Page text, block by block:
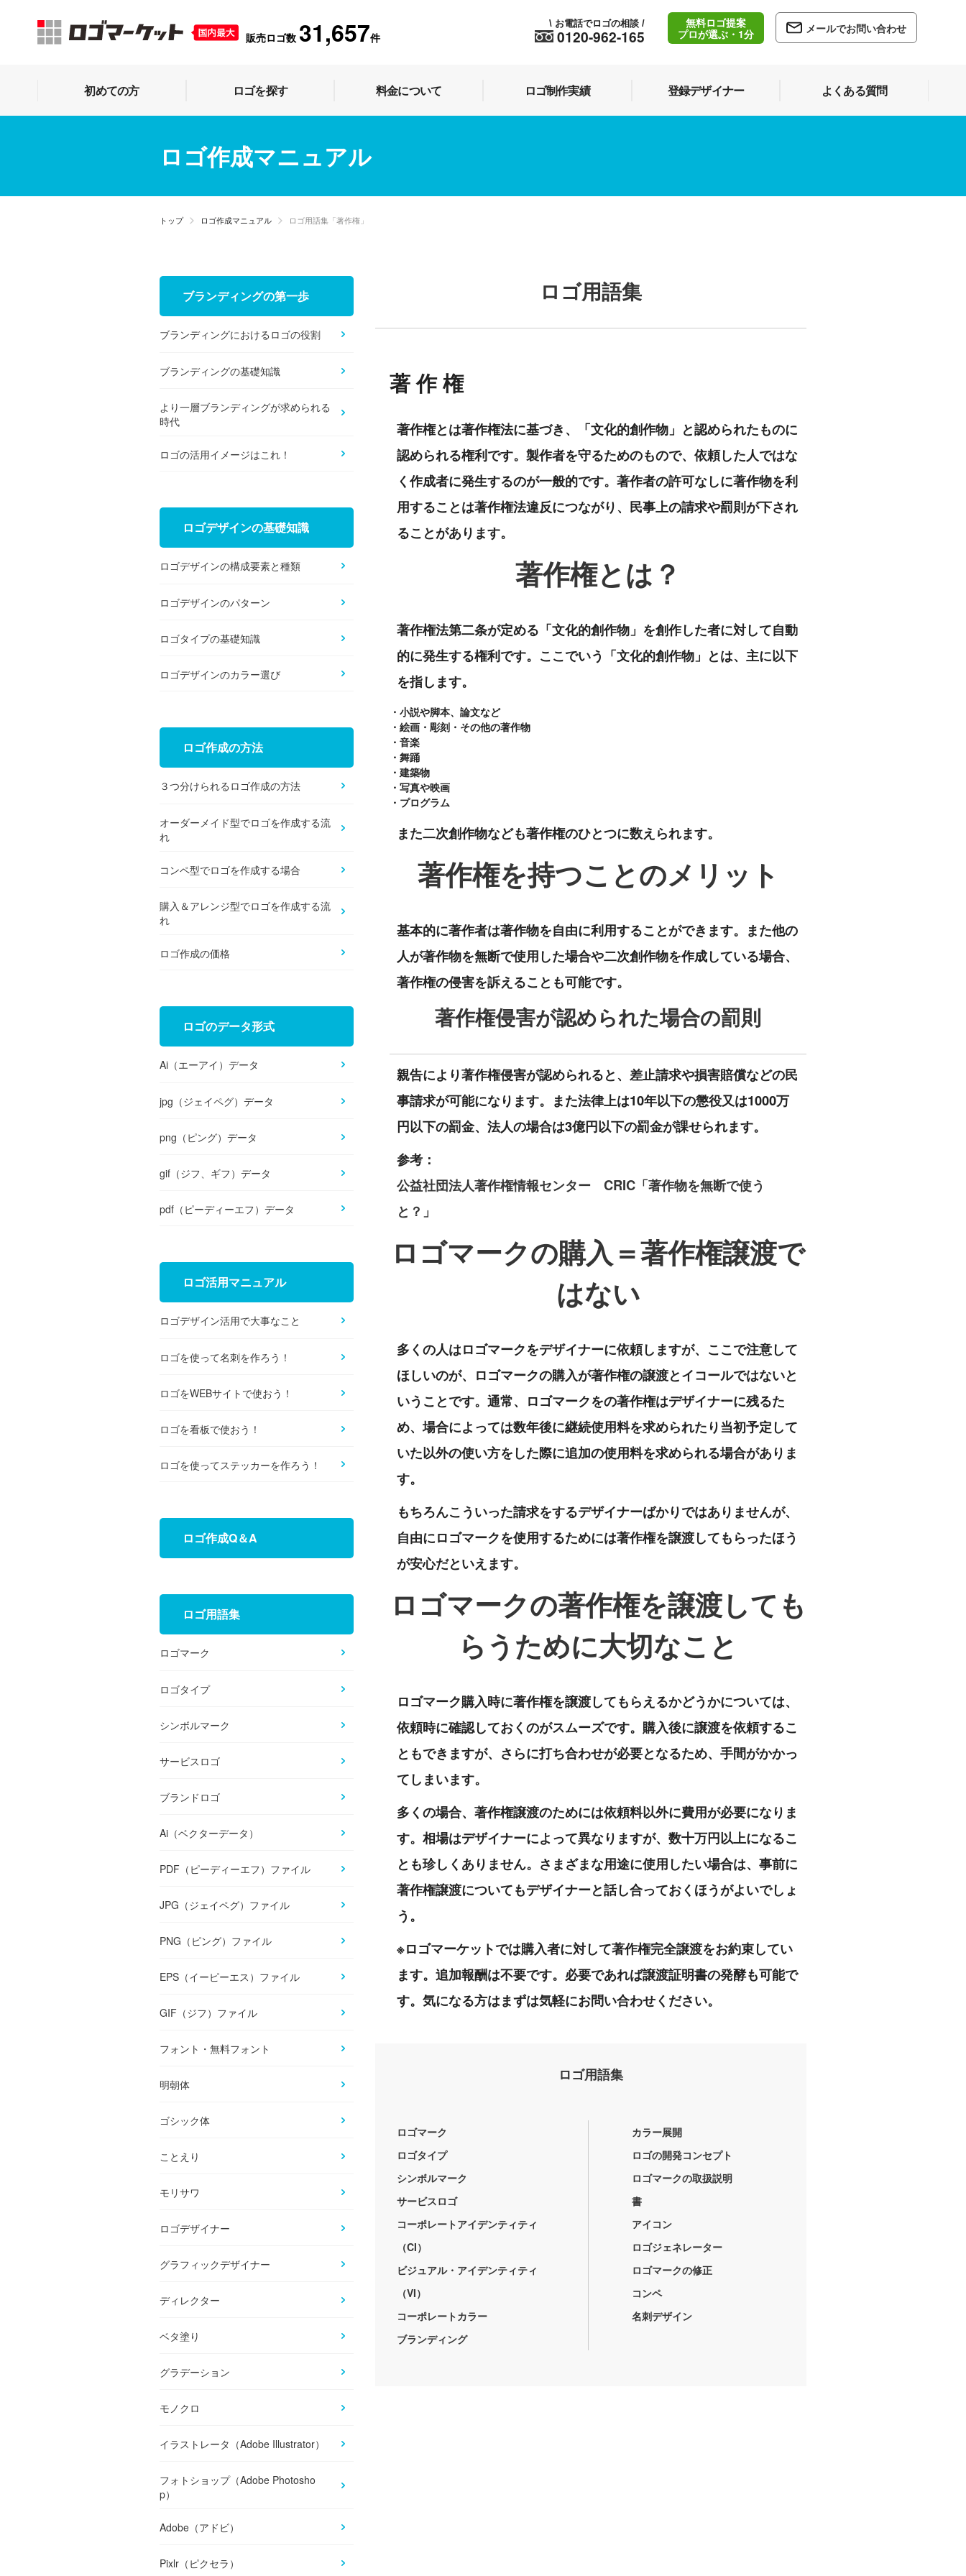
販売ロゴ数 31,657件 0120-962-165
\ お電話でロゴの相談 /
無料ロゴ提案
プロが選ぶ・1分
メールでお問い合わせ
初めての方 ロゴを探す 料金について ロゴ制作実績 登録デザイナー よくある質問
ロゴ作成マニュアル
トップ ロゴ作成マニュアル ロゴ用語集「著作権」
ロゴ用語集
著作権
著作権とは著作権法に基づき、「文化的創作物」と認められたものに
認められる権利です。製作者を守るためのもので、依頼した人ではな
く作成者に発生するのが一般的です。著作者の許可なしに著作物を利
用することは著作権法違反につながり、民事上の請求や罰則が下され
ることがあります。
著作権とは？
著作権法第二条が定める「文化的創作物」を創作した者に対して自動
的に発生する権利です。ここでいう「文化的創作物」とは、主に以下
を指します。
・小説や脚本、論文など
・絵画・彫刻・その他の著作物
・音楽
・舞踊
・建築物
・写真や映画
・プログラム
また二次創作物なども著作権のひとつに数えられます。
著作権を持つことのメリット
基本的に著作者は著作物を自由に利用することができます。また他の
人が著作物を無断で使用した場合や二次創作物を作成している場合、
著作権の侵害を訴えることも可能です。
著作権侵害が認められた場合の罰則
親告により著作権侵害が認められると、差止請求や損害賠償などの民
事請求が可能になります。また法律上は10年以下の懲役又は1000万
円以下の罰金、法人の場合は3億円以下の罰金が課せられます。
参考：
公益社団法人著作権情報センター CRIC「著作物を無断で使う
と？」
ロゴマークの購入＝著作権譲渡で
はない
多くの人はロゴマークをデザイナーに依頼しますが、ここで注意して
ほしいのが、ロゴマークの購入が著作権の譲渡とイコールではないと
いうことです。通常、ロゴマークをの著作権はデザイナーに残るた
め、場合によっては数年後に継続使用料を求められたり当初予定して
いた以外の使い方をした際に追加の使用料を求められる場合がありま
す。
もちろんこういった請求をするデザイナーばかりではありませんが、
自由にロゴマークを使用するためには著作権を譲渡してもらったほう
が安心だといえます。
ロゴマークの著作権を譲渡しても
らうために大切なこと
ロゴマーク購入時に著作権を譲渡してもらえるかどうかについては、
依頼時に確認しておくのがスムーズです。購入後に譲渡を依頼するこ
ともできますが、さらに打ち合わせが必要となるため、手間がかかっ
てしまいます。
多くの場合、著作権譲渡のためには依頼料以外に費用が必要になりま
す。相場はデザイナーによって異なりますが、数十万円以上になるこ
とも珍しくありません。さまざまな用途に使用したい場合は、事前に
著作権譲渡についてもデザイナーと話し合っておくほうがよいでしょ
う。
※ロゴマーケットでは購入者に対して著作権完全譲渡をお約束してい
ます。追加報酬は不要です。必要であれば譲渡証明書の発酵も可能で
す。気になる方はまずは気軽にお問い合わせください。
ロゴ用語集
ロゴマーク
ロゴタイプ
シンボルマーク
サービスロゴ
コーポレートアイデンティティ
（CI）
ビジュアル・アイデンティティ
（VI）
コーポレートカラー
ブランディング
カラー展開
ロゴの開発コンセプト
ロゴマークの取扱説明
書
アイコン
ロゴジェネレーター
ロゴマークの修正
コンペ
名刺デザイン
ブランディングの第一歩
ブランディングにおけるロゴの役割
ブランディングの基礎知識
より一層ブランディングが求められる
時代
ロゴの活用イメージはこれ！
ロゴデザインの基礎知識
ロゴデザインの構成要素と種類
ロゴデザインのパターン
ロゴタイプの基礎知識
ロゴデザインのカラー選び
ロゴ作成の方法
３つ分けられるロゴ作成の方法
オーダーメイド型でロゴを作成する流
れ
コンペ型でロゴを作成する場合
購入＆アレンジ型でロゴを作成する流
れ
ロゴ作成の価格
ロゴのデータ形式
Ai（エーアイ）データ
jpg（ジェイペグ）データ
png（ピング）データ
gif（ジフ、ギフ）データ
pdf（ピーディーエフ）データ
ロゴ活用マニュアル
ロゴデザイン活用で大事なこと
ロゴを使って名刺を作ろう！
ロゴをWEBサイトで使おう！
ロゴを看板で使おう！
ロゴを使ってステッカーを作ろう！
ロゴ作成Q＆A
ロゴ用語集
ロゴマーク
ロゴタイプ
シンボルマーク
サービスロゴ
ブランドロゴ
Ai（ベクターデータ）
PDF（ピーディーエフ）ファイル
JPG（ジェイペグ）ファイル
PNG（ピング）ファイル
EPS（イーピーエス）ファイル
GIF（ジフ）ファイル
フォント・無料フォント
明朝体
ゴシック体
ことえり
モリサワ
ロゴデザイナー
グラフィックデザイナー
ディレクター
ベタ塗り
グラデーション
モノクロ
イラストレータ（Adobe Illustrator）
フォトショップ（Adobe Photosho
p）
Adobe（アドビ）
Pixlr（ピクセラ）